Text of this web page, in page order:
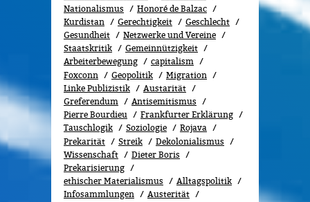
Nationalismus
Honoré de Balzac
Kurdistan
Gerechtigkeit
Geschlecht
Gesundheit
Netzwerke und Vereine
Staatskritik
Gemeinnützigkeit
Arbeiterbewegung
capitalism
Foxconn
Geopolitik
Migra­tion
Linke Publizistik
Austarität
Greferendum
Antisemitismus
Pierre Bourdieu
Frankfurter Erklärung
Tauschlogik
Soziologie
Rojava
Prekarität
Streik
Dekolonialismus
Wissenschaft
Dieter Boris
Prekarisierung
ethischer Materialismus
Alltagspolitik
Infosammlungen
Austerität